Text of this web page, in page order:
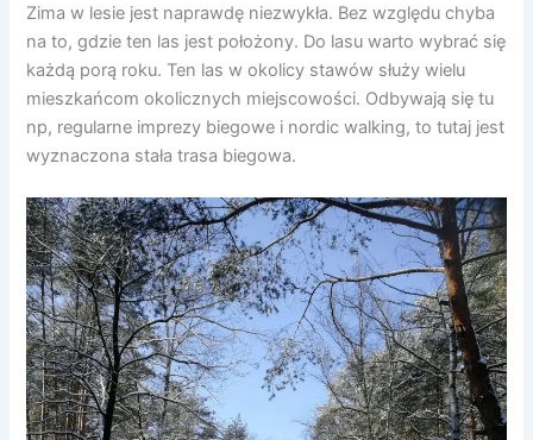
Zima w lesie jest naprawdę niezwykła. Bez względu chyba
na to, gdzie ten las jest położony. Do lasu warto wybrać się
każdą porą roku. Ten las w okolicy stawów służy wielu
mieszkańcom okolicznych miejscowości. Odbywają się tu
np, regularne imprezy biegowe i nordic walking, to tutaj jest
wyznaczona stała trasa biegowa.